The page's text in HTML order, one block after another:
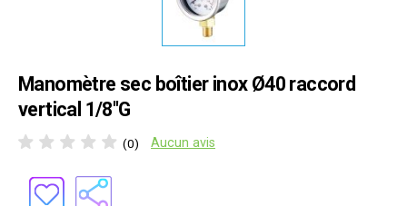
Manomètre sec boîtier inox Ø40 raccord
vertical 1/8"G
(0) Aucun avis